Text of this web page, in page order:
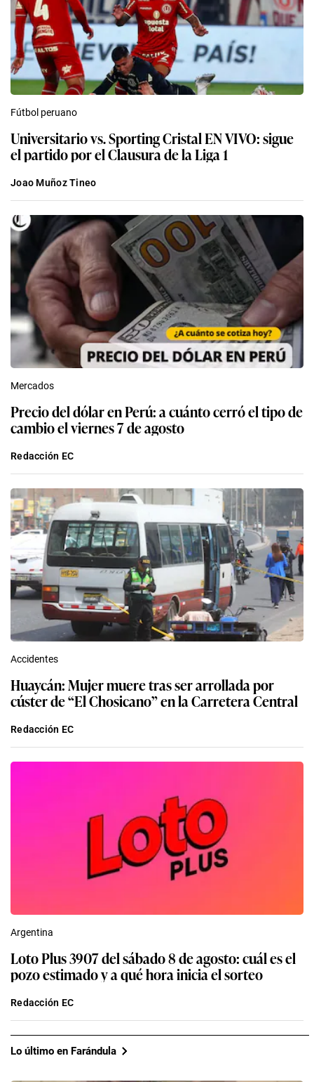
Fútbol peruano
Universitario vs. Sporting Cristal EN VIVO: sigue
el partido por el Clausura de la Liga 1
Joao Muñoz Tineo
Mercados
Precio del dólar en Perú: a cuánto cerró el tipo de
cambio el viernes 7 de agosto
Redacción EC
Accidentes
Huaycán: Mujer muere tras ser arrollada por
cúster de “El Chosicano” en la Carretera Central
Redacción EC
Argentina
Loto Plus 3907 del sábado 8 de agosto: cuál es el
pozo estimado y a qué hora inicia el sorteo
Redacción EC
Lo último en Farándula